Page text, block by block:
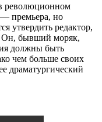
революционном
— премьера, но
утвердить редактор,
Он, бывший моряк,
должны быть
чем больше своих
драматургический